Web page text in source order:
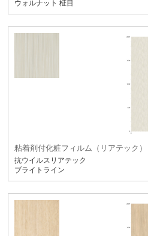
ウォルナット 柾目
粘着剤付化粧フィルム（リアテック）
抗ウイルスリアテック
ブライトライン